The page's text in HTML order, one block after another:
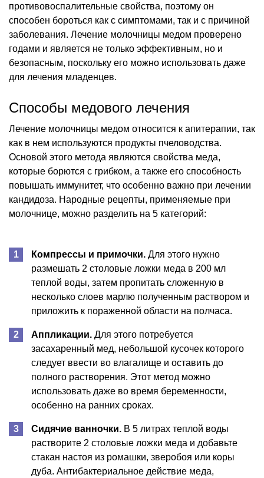
противовоспалительные свойства, поэтому он
способен бороться как с симптомами, так и с причиной
заболевания. Лечение молочницы медом проверено
годами и является не только эффективным, но и
безопасным, поскольку его можно использовать даже
для лечения младенцев.
Способы медового лечения
Лечение молочницы медом относится к апитерапии, так
как в нем используются продукты пчеловодства.
Основой этого метода являются свойства меда,
которые борются с грибком, а также его способность
повышать иммунитет, что особенно важно при лечении
кандидоза. Народные рецепты, применяемые при
молочнице, можно разделить на 5 категорий:
Компрессы и примочки. Для этого нужно
размешать 2 столовые ложки меда в 200 мл
теплой воды, затем пропитать сложенную в
несколько слоев марлю полученным раствором и
приложить к пораженной области на полчаса.
Аппликации. Для этого потребуется
засахаренный мед, небольшой кусочек которого
следует ввести во влагалище и оставить до
полного растворения. Этот метод можно
использовать даже во время беременности,
особенно на ранних сроках.
Сидячие ванночки. В 5 литрах теплой воды
растворите 2 столовые ложки меда и добавьте
стакан настоя из ромашки, зверобоя или коры
дуба. Антибактериальное действие меда,